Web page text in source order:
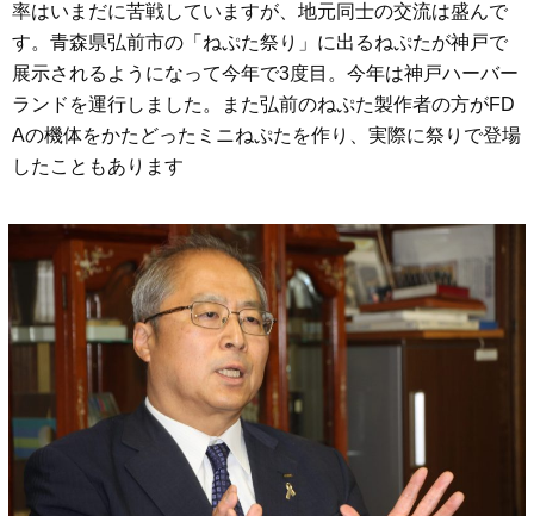
率はいまだに苦戦していますが、地元同士の交流は盛んで
す。青森県弘前市の「ねぷた祭り」に出るねぷたが神戸で
展示されるようになって今年で3度目。今年は神戸ハーバー
ランドを運行しました。また弘前のねぷた製作者の方がFD
Aの機体をかたどったミニねぷたを作り、実際に祭りで登場
したこともあります